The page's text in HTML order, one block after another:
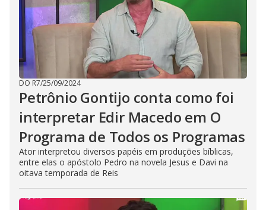
DO R7/25/09/2024
Petrônio Gontijo conta como foi
interpretar Edir Macedo em O
Programa de Todos os Programas
Ator interpretou diversos papéis em produções bíblicas,
entre elas o apóstolo Pedro na novela Jesus e Davi na
oitava temporada de Reis